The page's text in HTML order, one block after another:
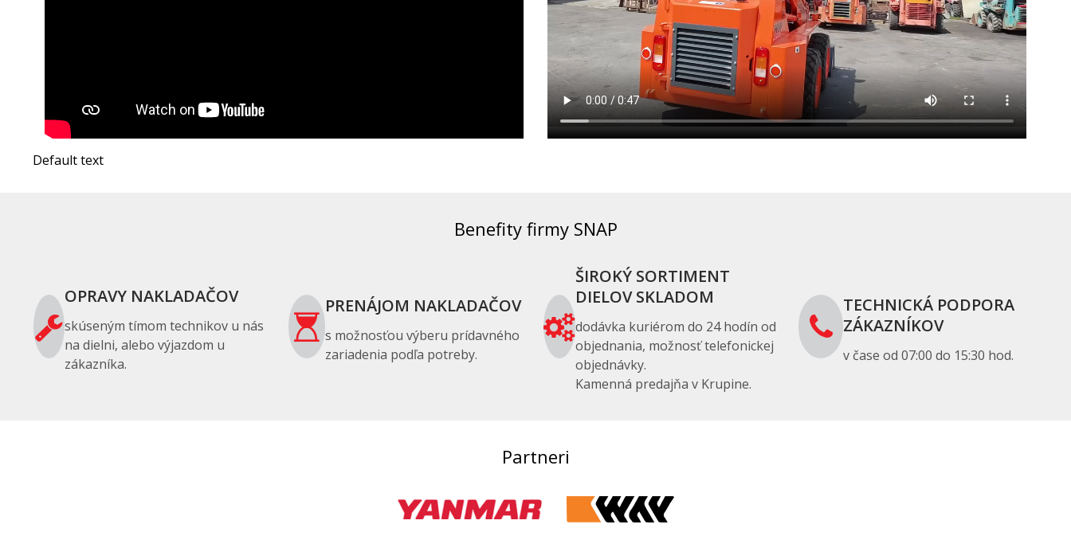
Default text
Benefity firmy SNAP
OPRAVY NAKLADAČOV
skúseným tímom technikov u nás
na dielni, alebo výjazdom u
zákazníka.
PRENÁJOM NAKLADAČOV
s možnosťou výberu prídavného
zariadenia podľa potreby.
ŠIROKÝ SORTIMENT
DIELOV SKLADOM
dodávka kuriérom do 24 hodín od
objednania, možnosť telefonickej
objednávky.
Kamenná predajňa v Krupine.
TECHNICKÁ PODPORA
ZÁKAZNÍKOV
v čase od 07:00 do 15:30 hod.
Partneri